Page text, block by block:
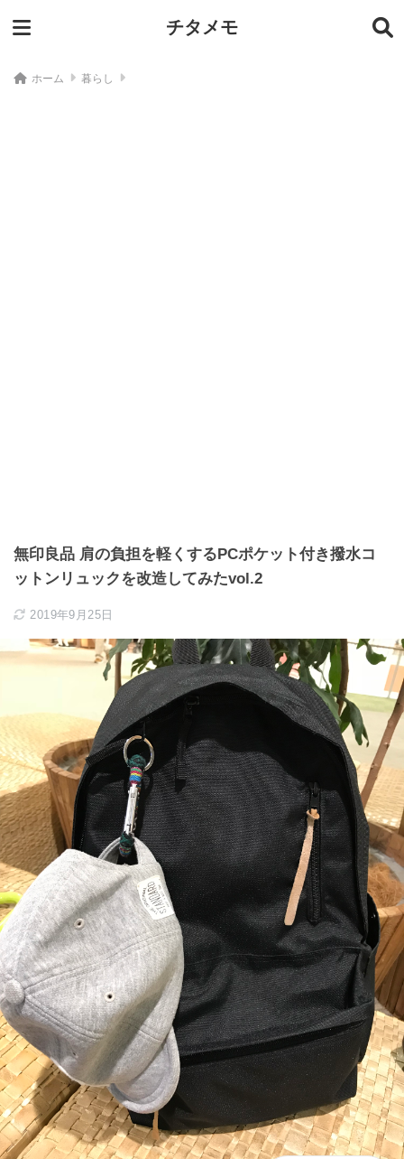
チタメモ
ホーム 暮らし
無印良品 肩の負担を軽くするPCポケット付き撥水コ
ットンリュックを改造してみたvol.2
2019年9月25日